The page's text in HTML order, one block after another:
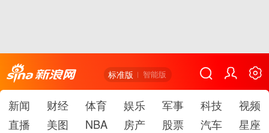
标准版 智能版
新闻 财经 体育 娱乐 军事 科技
视频
直播
美图 NBA 房产 股票 汽车
星座